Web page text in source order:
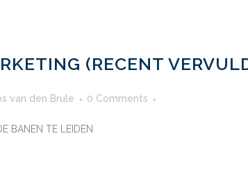
(RECENT
van den Brule 0 Comments
BANEN TE LEIDEN